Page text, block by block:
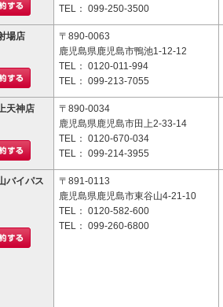
TEL： 099-250-3500
場店
〒890-0063
鹿児島県鹿児島市鴨池1-12-12
TEL： 0120-011-994
TEL： 099-213-7055
天神店
〒890-0034
鹿児島県鹿児島市田上2-33-14
TEL： 0120-670-034
TEL： 099-214-3955
バイパス
〒891-0113
鹿児島県鹿児島市東谷山4-21-10
TEL： 0120-582-600
TEL： 099-260-6800